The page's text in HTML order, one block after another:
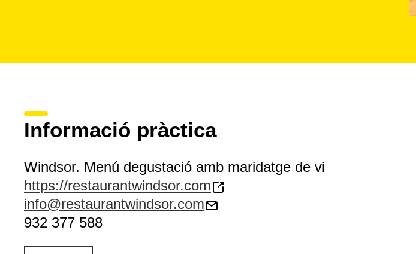
Informació pràctica
Windsor. Menú degustació amb maridatge de vi
https://restaurantwindsor.com
info@restaurantwindsor.com
932 377 588